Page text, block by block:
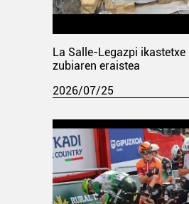
La Salle-Legazpi ikastetxe
zubiaren eraistea
2026/07/25